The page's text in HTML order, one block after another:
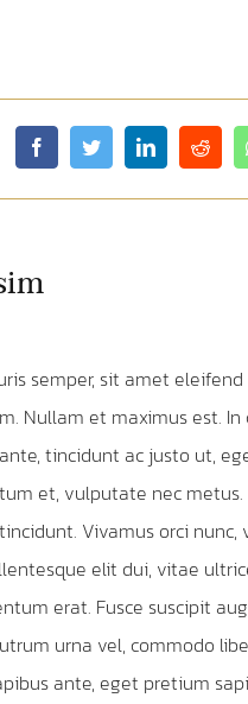
semper, sit amet
Nullam et maximus est.
tincidunt ac justo ut,
et, vulputate nec
Vivamus orci
elit dui, vitae
erat. Fusce suscipit
urna vel, commodo
ante, eget pretium